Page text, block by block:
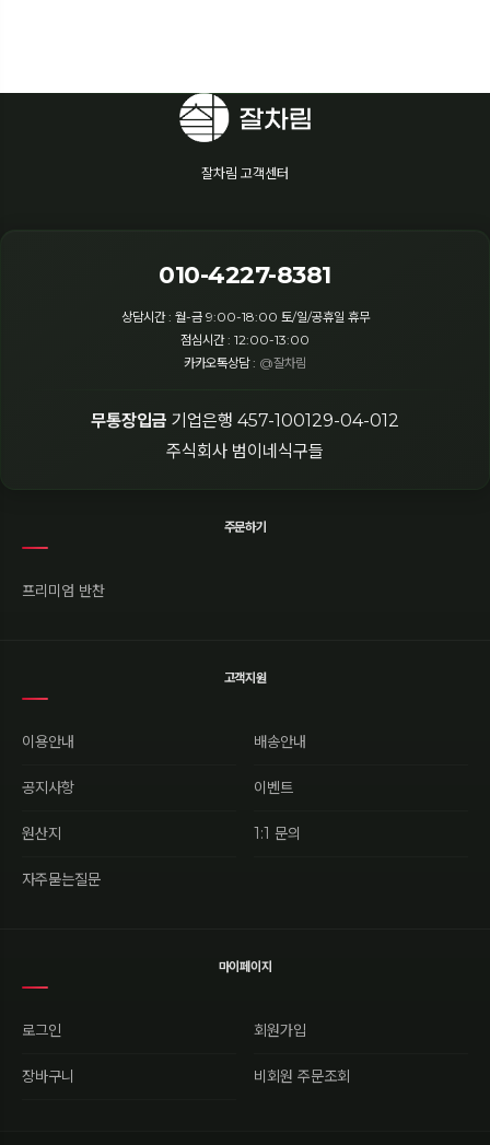
잘차림 고객센터
010-4227-8381
상담시간 : 월-금 9:00-18:00 토/일/공휴일 휴무
점심시간 : 12:00-13:00
카카오톡상담 : @잘차림
무통장입금 기업은행 457-100129-04-012
주식회사 범이네식구들
주문하기
프리미엄 반찬
고객지원
이용안내 배송안내
공지사항 이벤트
원산지 1:1 문의
자주묻는질문
마이페이지
로그인 회원가입
장바구니 비회원 주문조회